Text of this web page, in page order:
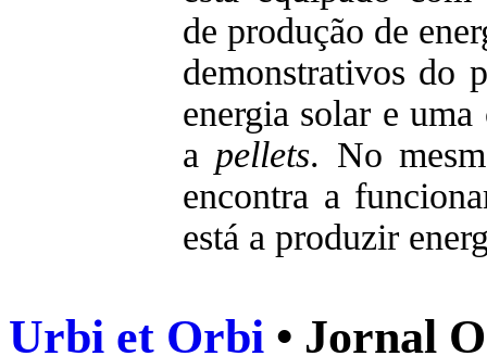
de produção de
demonstrativos do
energia solar e
a pellets. No
encontra a
está a produzir
Urbi et Orbi • Jornal